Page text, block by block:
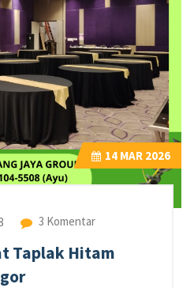
14 MAR 2026
3 Komentar
Taplak Hitam